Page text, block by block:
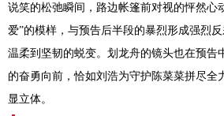
说笑的松弛瞬间， 路边帐篷前对视的怦然心
爱”的模样，与预告后半段的暴烈形成强烈
温柔到坚韧的蜕变。划龙舟的镜头也在预告
的奋勇向前，恰如刘浩为守护陈菜菜拼尽全
显立体。